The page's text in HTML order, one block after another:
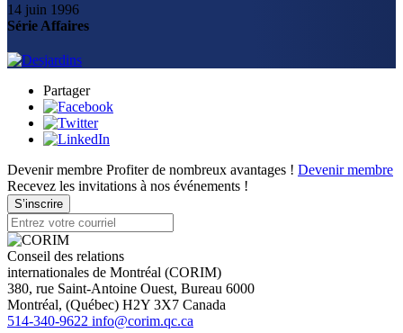
14 juin 1996
Série Affaires
Partager
Devenir membre Profiter de nombreux avantages ! Devenir membre
Recevez les invitations à nos événements !
S’inscrire
Conseil des relations
internationales de Montréal (CORIM)
380, rue Saint-Antoine Ouest, Bureau 6000
Montréal, (Québec) H2Y 3X7 Canada
514-340-9622 info@corim.qc.ca